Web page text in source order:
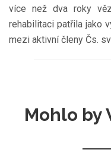
více než dva roky
rehabilitaci patřila jako
mezi aktivní členy Čs.
Mohlo by